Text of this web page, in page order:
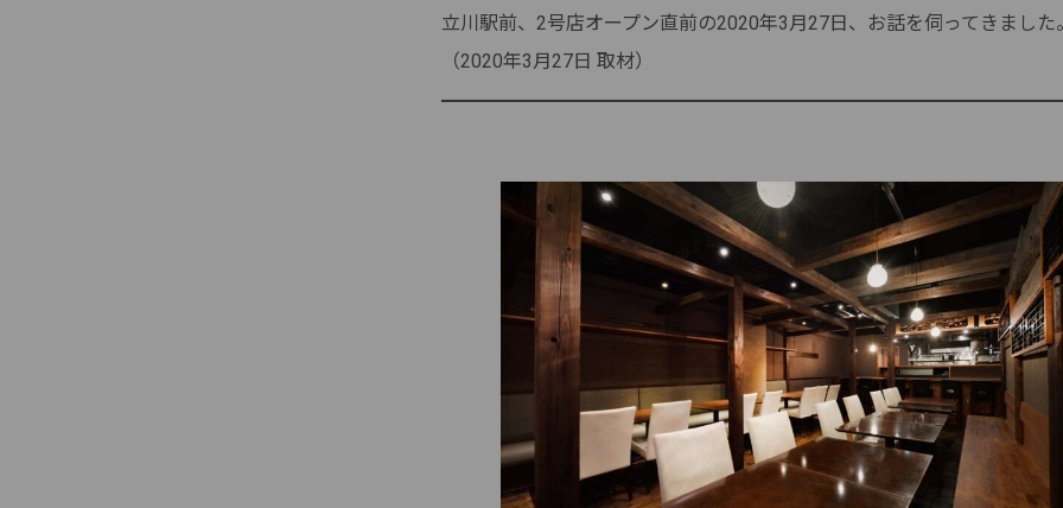
立川駅前、2号店オープン直前の2020年3月27日、お話を伺ってきました
（2020年3月27日 取材）